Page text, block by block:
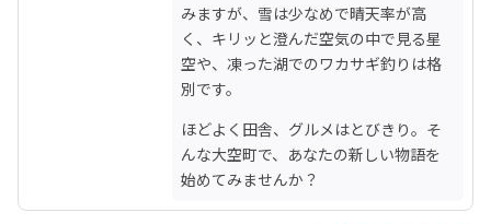
みますが、雪は少なめで晴天率が高
く、キリッと澄んだ空気の中で見る星
空や、凍った湖でのワカサギ釣りは格
別です。
ほどよく田舎、グルメはとびきり。そ
んな大空町で、あなたの新しい物語を
始めてみませんか？